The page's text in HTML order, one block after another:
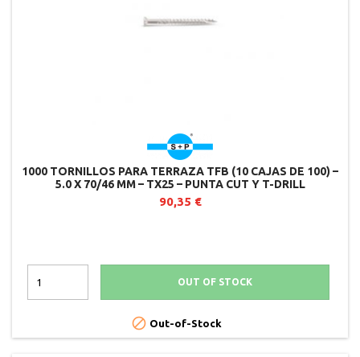
1000 TORNILLOS PARA TERRAZA TFB (10 CAJAS DE 100) –
5.0 X 70/46 MM – TX25 – PUNTA CUT Y T-DRILL
90,35 €
OUT OF STOCK
 Out-of-Stock